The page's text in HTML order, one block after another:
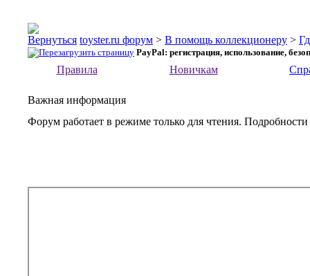
toyster.ru форум > В помощь коллекционеру >
PayPal: регистрация, использование,
Правила Новичкам
Важная информация
Форум работает в режиме только для чтения.